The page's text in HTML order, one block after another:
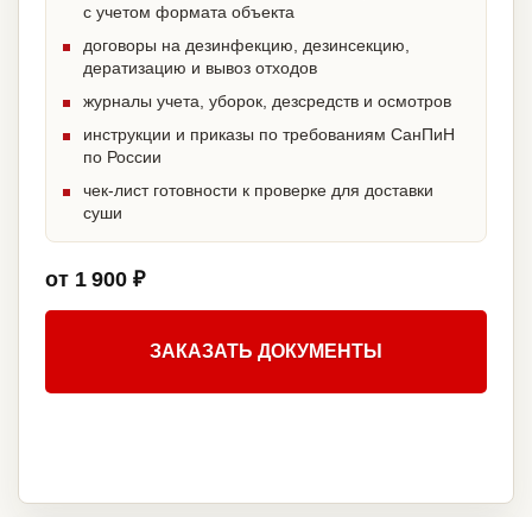
с учетом формата объекта
договоры на дезинфекцию, дезинсекцию,
дератизацию и вывоз отходов
журналы учета, уборок, дезсредств и осмотров
инструкции и приказы по требованиям СанПиН
по России
чек-лист готовности к проверке для доставки
суши
от 1 900 ₽
ЗАКАЗАТЬ ДОКУМЕНТЫ